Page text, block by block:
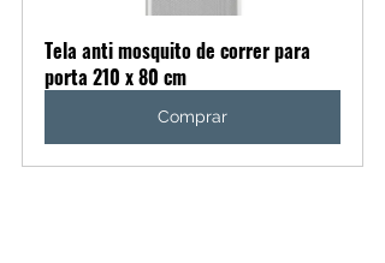
Tela anti mosquito de correr para
porta 210 x 80 cm
Comprar